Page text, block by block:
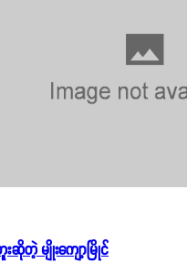
ဆိုတဲ့ မျိုးကျော့မြိုင်